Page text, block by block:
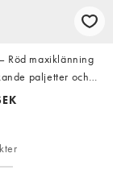
Röd maxiklänning
paljetter och